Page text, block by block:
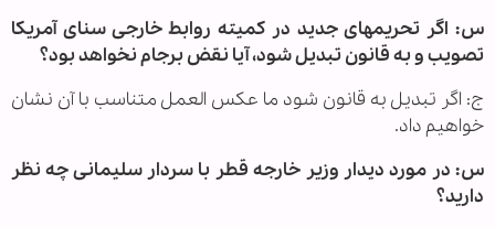
س: اگر تحریمهای جدید در کمیته روابط خارجی سنای آمریکا
تصویب و به قانون تبدیل شود، آیا نقض برجام نخواهد بود؟
ج: اگر تبدیل به قانون شود ما عکس العمل متناسب با آن نشان
خواهیم داد.
س: در مورد دیدار وزیر خارجه قطر با سردار سلیمانی چه نظر
دارید؟